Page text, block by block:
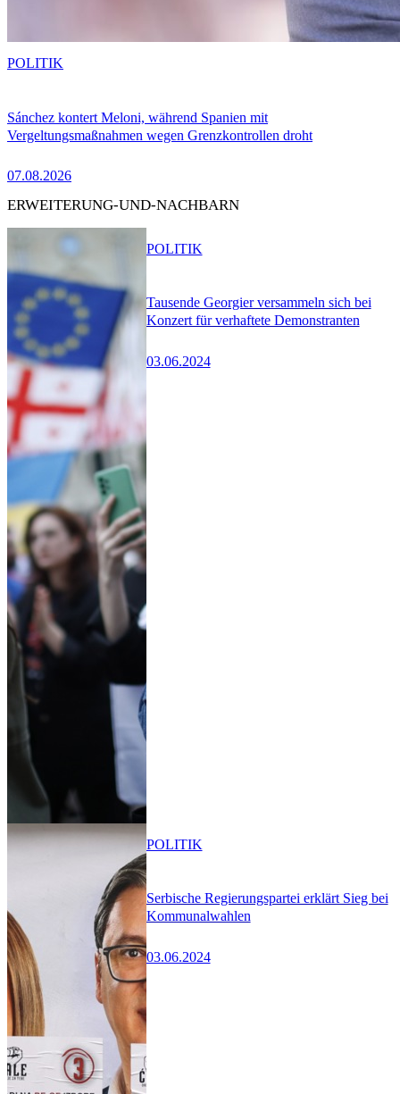
Sánchez kontert Meloni, während Spanien mit
Vergeltungsmaßnahmen wegen Grenzkontrollen droht
07.08.2026
POLITIK
ERWEITERUNG-UND-NACHBARN
Tausende Georgier versammeln sich bei
Konzert für verhaftete Demonstranten
03.06.2024
POLITIK
Serbische Regierungspartei erklärt Sieg bei
Kommunalwahlen
03.06.2024
POLITIK